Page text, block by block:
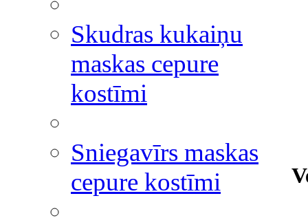
Skudras kukaiņu
maskas cepure
kostīmi
Sniegavīrs maskas
cepure kostīmi